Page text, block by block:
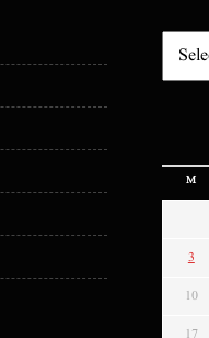
M
3
10